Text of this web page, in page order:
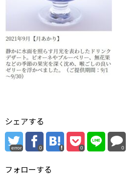
シェアする
error 0 0 0
フォローする